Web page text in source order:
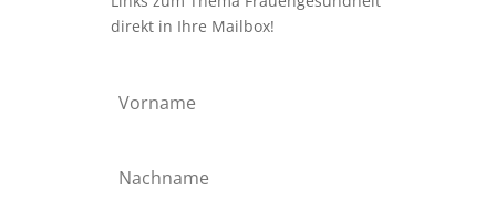
direkt in Ihre Mailbox!